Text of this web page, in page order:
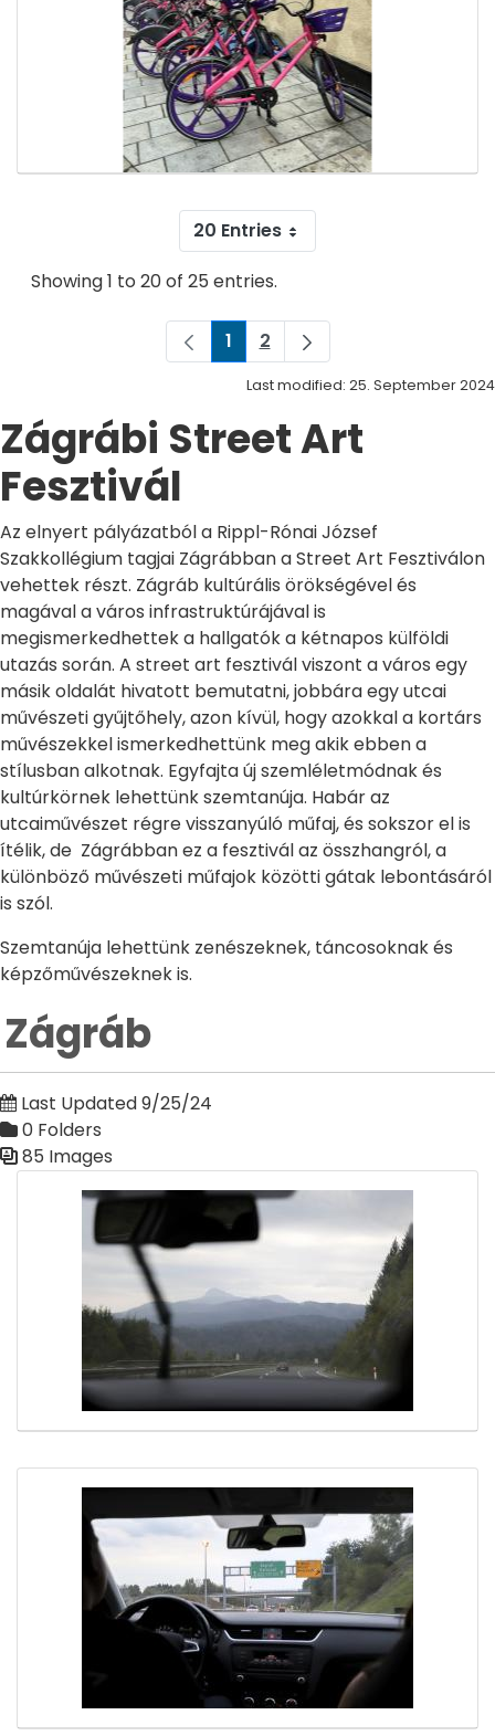
20 Entries
Showing 1 to 20 of 25 entries.
Page
1 Page
2
Last modified: 25. September 2024
Zágrábi Street Art
Fesztivál
Az elnyert pályázatból a Rippl-Rónai József
Szakkollégium tagjai Zágrábban a Street Art Fesztiválon
vehettek részt. Zágráb kultúrális örökségével és
magával a város infrastruktúrájával is
megismerkedhettek a hallgatók a kétnapos külföldi
utazás során. A street art fesztivál viszont a város egy
másik oldalát hivatott bemutatni, jobbára egy utcai
művészeti gyűjtőhely, azon kívül, hogy azokkal a kortárs
művészekkel ismerkedhettünk meg akik ebben a
stílusban alkotnak. Egyfajta új szemléletmódnak és
kultúrkörnek lehettünk szemtanúja. Habár az
utcaiművészet régre visszanyúló műfaj, és sokszor el is
ítélik, de Zágrábban ez a fesztivál az összhangról, a
különböző művészeti műfajok közötti gátak lebontásáról
is szól.
Szemtanúja lehettünk zenészeknek, táncosoknak és
képzőművészeknek is.
Zágráb
Last Updated 9/25/24
0 Folders
85 Images